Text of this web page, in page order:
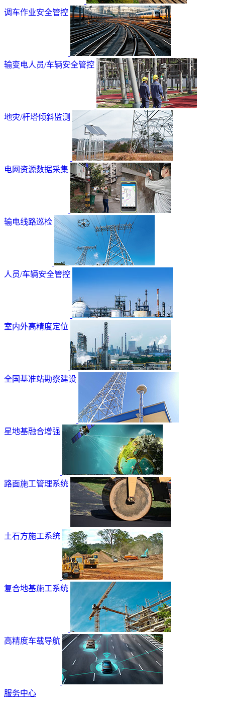
调车作业安全管控
输变电人员/车辆安全管控
地灾/杆塔倾斜监测
电网资源数据采集
输电线路巡检
人员/车辆安全管控
室内外高精度定位
全国基准站勘察建设
星地基融合增强
路面施工管理系统
土石方施工系统
复合地基施工系统
高精度车载导航
服务中心